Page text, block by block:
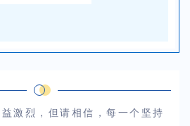
激烈，但请相信，每一个坚持